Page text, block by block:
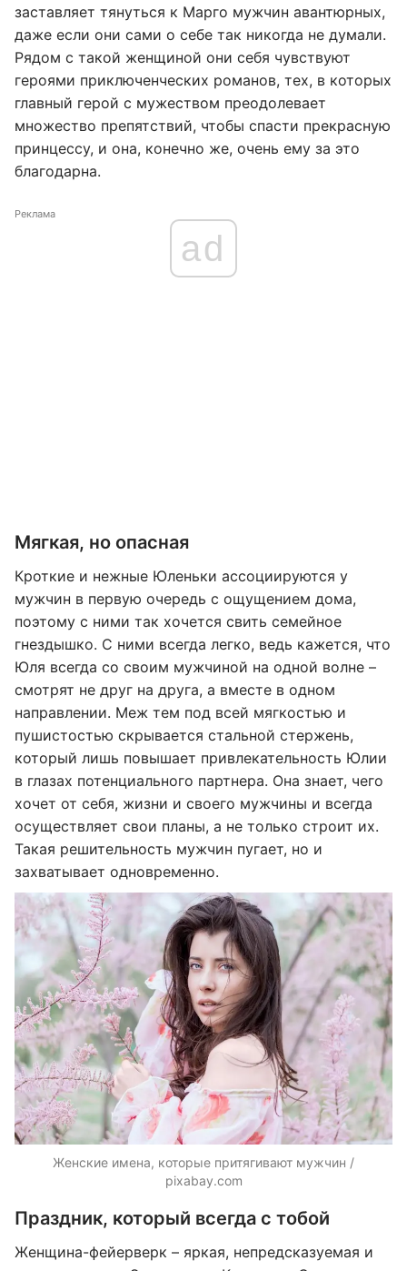
заставляет тянуться к Марго мужчин авантюрных,
даже если они сами о себе так никогда не думали.
Рядом с такой женщиной они себя чувствуют
героями приключенческих романов, тех, в которых
главный герой с мужеством преодолевает
множество препятствий, чтобы спасти прекрасную
принцессу, и она, конечно же, очень ему за это
благодарна.
Реклама
ad
Мягкая, но опасная
Кроткие и нежные Юленьки ассоциируются у
мужчин в первую очередь с ощущением дома,
поэтому с ними так хочется свить семейное
гнездышко. С ними всегда легко, ведь кажется, что
Юля всегда со своим мужчиной на одной волне –
смотрят не друг на друга, а вместе в одном
направлении. Меж тем под всей мягкостью и
пушистостью скрывается стальной стержень,
который лишь повышает привлекательность Юлии
в глазах потенциального партнера. Она знает, чего
хочет от себя, жизни и своего мужчины и всегда
осуществляет свои планы, а не только строит их.
Такая решительность мужчин пугает, но и
захватывает одновременно.
Женские имена, которые притягивают мужчин /
pixabay.com
Праздник, который всегда с тобой
Женщина-фейерверк – яркая, непредсказуемая и